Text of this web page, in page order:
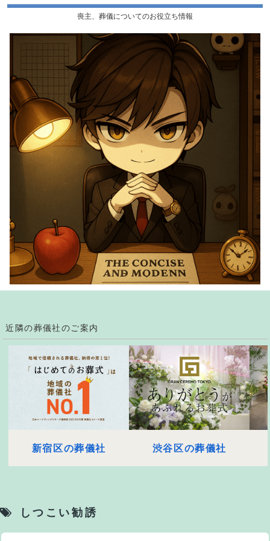
喪主、葬儀についてのお役立ち情報
近隣の葬儀社のご案内
新宿区の葬儀社 渋谷区の葬儀社
しつこい勧誘